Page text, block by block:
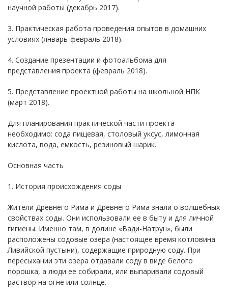
научной работы (декабрь 2017).
3. Практическая работа проведения опытов в домашних
условиях (январь-февраль 2018).
4. Создание презентации и фотоальбома для
представления проекта (февраль 2018).
5. Представление проектной работы на школьной НПК
(март 2018).
Для планирования практической части проекта
необходимо: сода пищевая, столовый уксус, лимонная
кислота, вода, емкость, резиновый шарик.
Основная часть
1. История происхождения соды
Жители Древнего Рима и Древнего Рима знали о волшебных
свойствах соды. Они использовали ее в быту и для личной
гигиены. Именно там, в долине «Вади-Натрун», были
расположены содовые озера (настоящее время котловина
Ливийской пустыни), содержащие природную соду. При
пересыхании эти озера отдавали соду в виде белого
порошка, а люди ее собирали, или выпаривали содовый
раствор на огне или солнце.